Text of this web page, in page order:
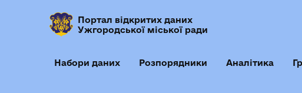
Портал відкритих даних
Ужгородської міської ради
Набори даних Розпорядники Аналітика